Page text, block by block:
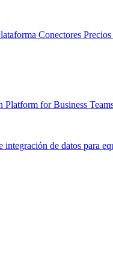
Conectores Precios
Platform for Business
integración de datos para